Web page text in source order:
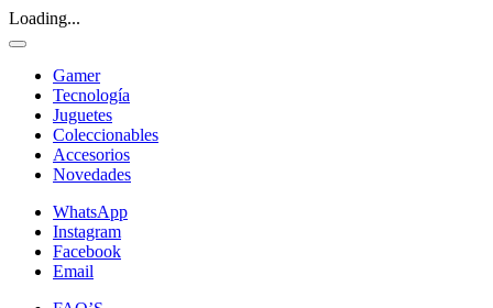
Loading...
Gamer
Tecnología
Juguetes
Coleccionables
Accesorios
Novedades
WhatsApp
Instagram
Facebook
Email